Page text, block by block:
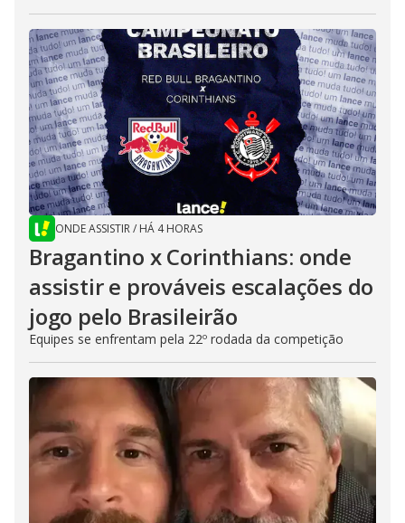
ONDE ASSISTIR/ HÁ 4 HORAS
Bragantino x Corinthians: onde
assistir e prováveis escalações do
jogo pelo Brasileirão
Equipes se enfrentam pela 22º rodada da competição